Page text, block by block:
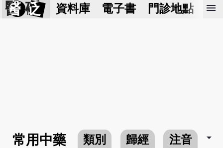
醫 砭 資料庫 電子書 門診地點 預
menu
常用中藥 類別 歸經 注音 arrow_drop_down